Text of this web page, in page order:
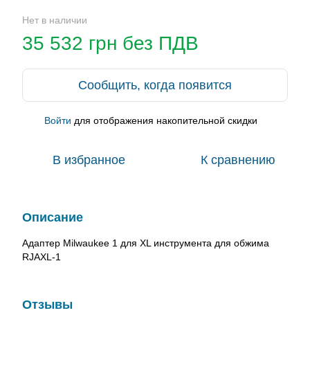
Нет в наличии
35 532 грн без ПДВ
Сообщить, когда появится
Войти для отображения накопительной скидки
В избранное К сравнению
Описание
Адаптер Milwaukee 1 для XL инструмента для обжима
RJAXL-1
Отзывы